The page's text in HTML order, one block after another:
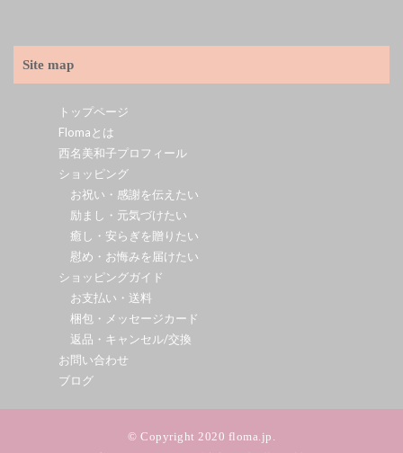
Site map
トップページ
Flomaとは
西名美和子プロフィール
ショッピング
お祝い・感謝を伝えたい
励まし・元気づけたい
癒し・安らぎを贈りたい
慰め・お悔みを届けたい
ショッピングガイド
お支払い・送料
梱包・メッセージカード
返品・キャンセル/交換
お問い合わせ
ブログ
© Copyright 2020 floma.jp.